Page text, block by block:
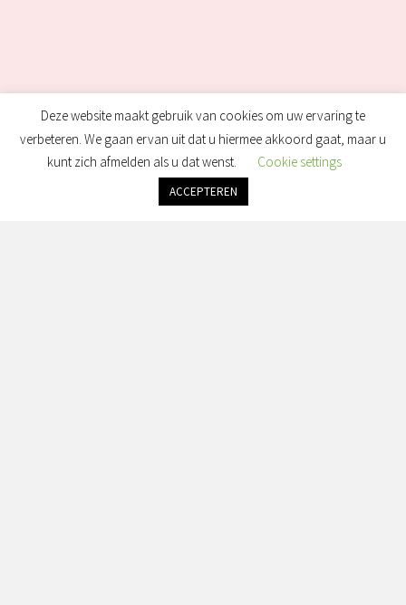
Deze website maakt gebruik van cookies om uw ervaring te
verbeteren. We gaan ervan uit dat u hiermee akkoord gaat, maar u
kunt zich afmelden als u dat wenst.
Cookie settings
ACCEPTEREN